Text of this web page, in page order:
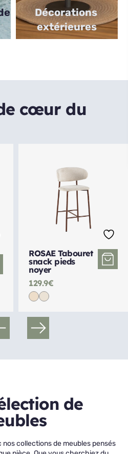
Décorations
extérieures
ROSAE Tabouret
snack pieds
noyer
129.9€
cœur du
de
nos collections de meubles pensés